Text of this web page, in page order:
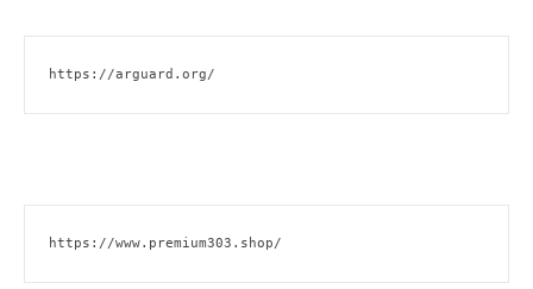
https://arguard.org/
https://www.premium303.shop/